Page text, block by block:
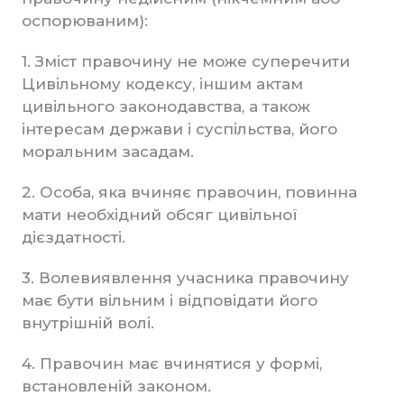
оспорюваним):
1. Зміст правочину не може суперечити
Цивільному кодексу, іншим актам
цивільного законодавства, а також
інтересам держави і суспільства, його
моральним засадам.
2. Особа, яка вчиняє правочин, повинна
мати необхідний обсяг цивільної
дієздатності.
3. Волевиявлення учасника правочину
має бути вільним і відповідати його
внутрішній волі.
4. Правочин має вчинятися у формі,
встановленій законом.